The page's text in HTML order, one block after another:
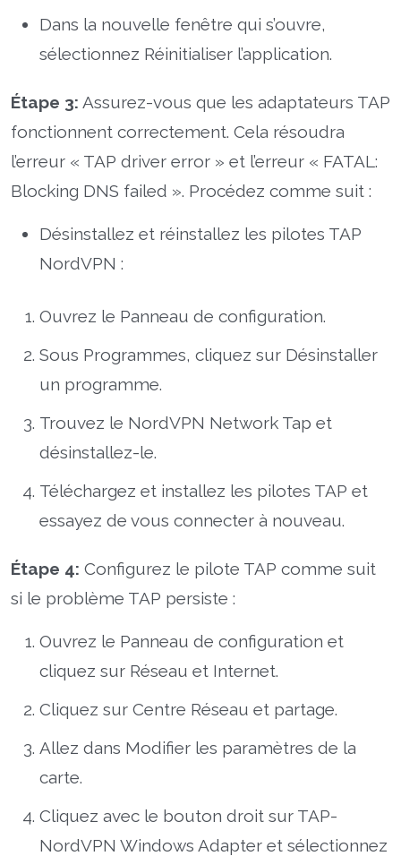
Dans la nouvelle fenêtre qui s’ouvre,
sélectionnez Réinitialiser l’application.
Étape 3: Assurez-vous que les adaptateurs TAP
fonctionnent correctement. Cela résoudra
l’erreur « TAP driver error » et l’erreur « FATAL:
Blocking DNS failed ». Procédez comme suit :
Désinstallez et réinstallez les pilotes TAP
NordVPN :
Ouvrez le Panneau de configuration.
Sous Programmes, cliquez sur Désinstaller
un programme.
Trouvez le NordVPN Network Tap et
désinstallez-le.
Téléchargez et installez les pilotes TAP et
essayez de vous connecter à nouveau.
Étape 4: Configurez le pilote TAP comme suit
si le problème TAP persiste :
Ouvrez le Panneau de configuration et
cliquez sur Réseau et Internet.
Cliquez sur Centre Réseau et partage.
Allez dans Modifier les paramètres de la
carte.
Cliquez avec le bouton droit sur TAP-
NordVPN Windows Adapter et sélectionnez